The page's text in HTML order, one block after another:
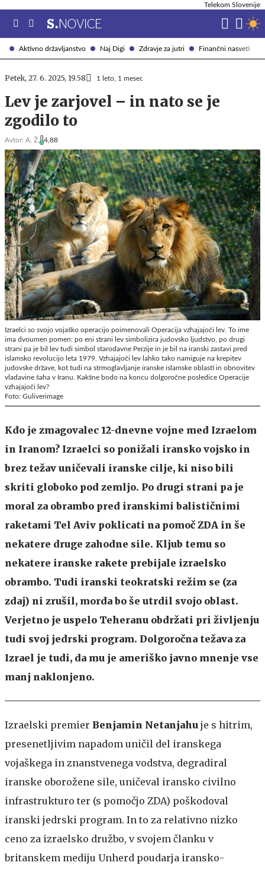
Aktivno državljanstvo Naj Digi Zdravje za jutri Finančni nasveti
Telekom Slovenije
Petek, 27. 6. 2025, 19.58 1 leto, 1 mesec
Lev je zarjovel – in nato se je
zgodilo to
Avtor: A. Ž. 4,88
Izraelci so svojo vojaško operacijo poimenovali Operacija vzhajajoči lev. To ime
ima dvoumen pomen: po eni strani lev simbolizira judovsko ljudstvo, po drugi
strani pa je bil lev tudi simbol starodavne Perzije in je bil na iranski zastavi pred
islamsko revolucijo leta 1979. Vzhajajoči lev lahko tako namiguje na krepitev
judovske države, kot tudi na strmoglavljanje iranske islamske oblasti in obnovitev
vladavine šaha v Iranu. Kakšne bodo na koncu dolgoročne posledice Operacije
vzhajajoči lev?
Foto: Guliverimage
Kdo je zmagovalec 12-dnevne vojne med Izraelom
in Iranom? Izraelci so ponižali iransko vojsko in
brez težav uničevali iranske cilje, ki niso bili
skriti globoko pod zemljo. Po drugi strani pa je
moral za obrambo pred iranskimi balističnimi
raketami Tel Aviv poklicati na pomoč ZDA in še
nekatere druge zahodne sile. Kljub temu so
nekatere iranske rakete prebijale izraelsko
obrambo. Tudi iranski teokratski režim se (za
zdaj) ni zrušil, morda bo še utrdil svojo oblast.
Verjetno je uspelo Teheranu obdržati pri življenju
tudi svoj jedrski program. Dolgoročna težava za
Izrael je tudi, da mu je ameriško javno mnenje vse
manj naklonjeno.
Izraelski premier Benjamin Netanjahu je s hitrim,
presenetljivim napadom uničil del iranskega
vojaškega in znanstvenega vodstva, degradiral
iranske oborožene sile, uničeval iransko civilno
infrastrukturo ter (s pomočjo ZDA) poškodoval
iranski jedrski program. In to za relativno nizko
ceno za izraelsko družbo, v svojem članku v
britanskem mediju Unherd poudarja iransko-